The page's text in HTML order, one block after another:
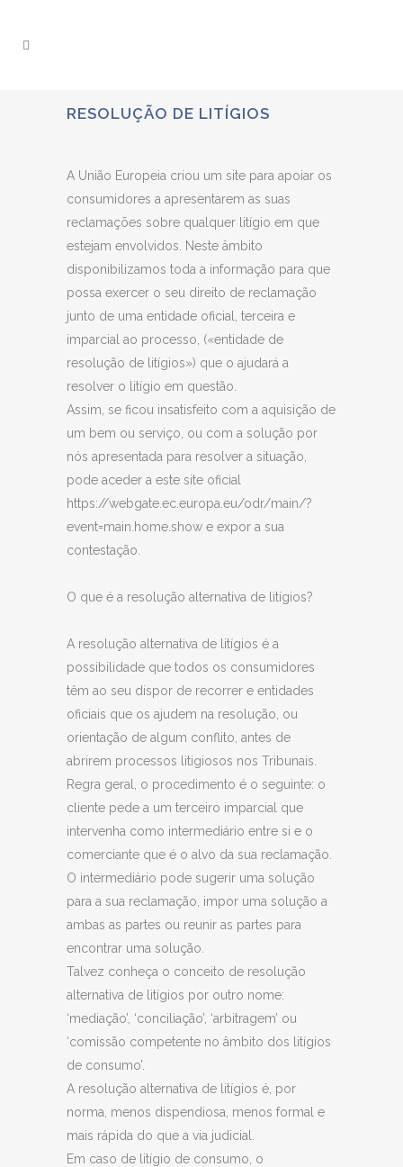
RESOLUÇÃO DE LITÍGIOS
A União Europeia criou um site para apoiar os
consumidores a apresentarem as suas
reclamações sobre qualquer litígio em que
estejam envolvidos. Neste âmbito
disponibilizamos toda a informação para que
possa exercer o seu direito de reclamação
junto de uma entidade oficial, terceira e
imparcial ao processo, («entidade de
resolução de litígios») que o ajudará a
resolver o litígio em questão.
Assim, se ficou insatisfeito com a aquisição de
um bem ou serviço, ou com a solução por
nós apresentada para resolver a situação,
pode aceder a este site oficial
https://webgate.ec.europa.eu/odr/main/?
event=main.home.show e expor a sua
contestação.
O que é a resolução alternativa de litígios?
A resolução alternativa de litígios é a
possibilidade que todos os consumidores
têm ao seu dispor de recorrer e entidades
oficiais que os ajudem na resolução, ou
orientação de algum conflito, antes de
abrirem processos litigiosos nos Tribunais.
Regra geral, o procedimento é o seguinte: o
cliente pede a um terceiro imparcial que
intervenha como intermediário entre si e o
comerciante que é o alvo da sua reclamação.
O intermediário pode sugerir uma solução
para a sua reclamação, impor uma solução a
ambas as partes ou reunir as partes para
encontrar uma solução.
Talvez conheça o conceito de resolução
alternativa de litígios por outro nome:
‘mediação’, ‘conciliação’, ‘arbitragem’ ou
‘comissão competente no âmbito dos litígios
de consumo’.
A resolução alternativa de litígios é, por
norma, menos dispendiosa, menos formal e
mais rápida do que a via judicial.
Em caso de litígio de consumo, o